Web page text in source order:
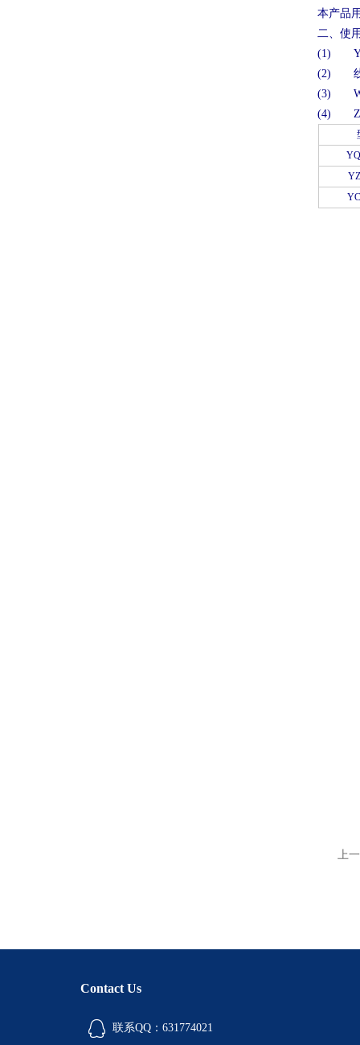
本产品
二、使
(1) YZ
(2) 线
(3) W
(4) ZR
上
Contact Us
联系QQ：631774021